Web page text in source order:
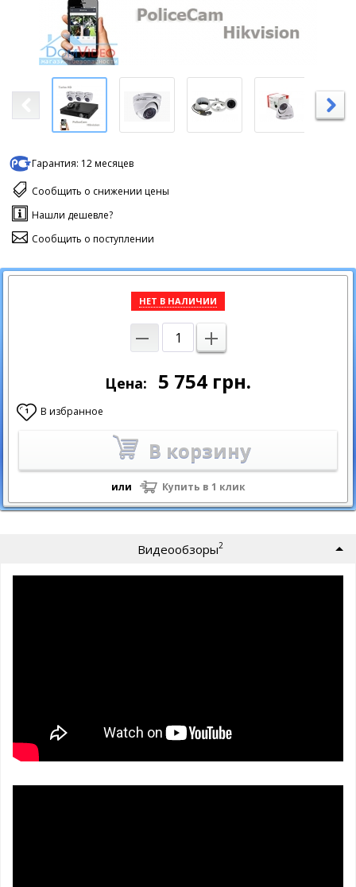
Гарантия: 12 месяцев
Сообщить о снижении цены
Нашли дешевле?
Сообщить о поступлении
НЕТ В НАЛИЧИИ
Цена: 5 754 грн.
1 В избранное
В корзину
или Купить в 1 клик
Видеообзоры2